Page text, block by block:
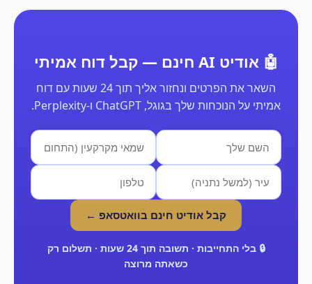
🤖 אודיט AI חינם — קבל דוח אמיתי
השאר את הפרטים ונחזור אליך תוך 24 שעות עם דוח
אמיתי על הנוכחות שלך בגוגל, ChatGPT ו-Perplexity.
קבל אודיט חינם בוואטסאפ ←
🔒 בלי התחייבות · תשובה תוך 24 שעות · תשלום רק
כשאתה מרוצה